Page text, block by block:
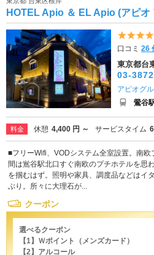
HOTEL Apio ＆ EL Apio (アピオ
口コミ26
東京都台
03-
アピオグ
鶯谷
料金 休憩 4,400 円 ～ サービスタイム
■フリーWifi、VODシステム全室設置。南
間は鴬谷駅北口すぐ南欧のプチホテルを思
を掴むはず。照明や家具、調度品などはイ
ぶり。所々に大理石が...
クーポン
選べるクーポン
【1】Ｗポイント（メンズカード）
【2】アルコール